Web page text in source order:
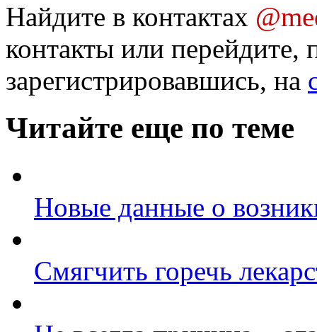
Найдите в контактах
контакты или перейдите,
зарегистрировавшись, на
Читайте еще по теме
Новые данные о
Смягчить горечь